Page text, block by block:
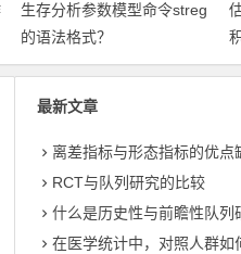
生存分析参数模型命令streg
的语法格式？
最新文章
离差指标与形态指标的优点
RCT与队列研究的比较
什么是历史性与前瞻性队列
在医学统计中，对照人群如